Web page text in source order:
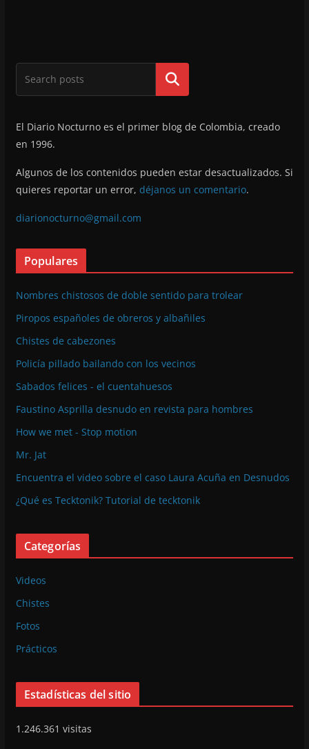
Buscar
El Diario Nocturno es el primer blog de Colombia, creado
en 1996.
Algunos de los contenidos pueden estar desactualizados. Si
quieres reportar un error, déjanos un comentario.
diarionocturno@gmail.com
Populares
Nombres chistosos de doble sentido para trolear
Piropos españoles de obreros y albañiles
Chistes de cabezones
Policía pillado bailando con los vecinos
Sabados felices - el cuentahuesos
Faustino Asprilla desnudo en revista para hombres
How we met - Stop motion
Mr. Jat
Encuentra el video sobre el caso Laura Acuña en Desnudos
¿Qué es Tecktonik? Tutorial de tecktonik
Categorías
Videos
Chistes
Fotos
Prácticos
Estadísticas del sitio
1.246.361 visitas